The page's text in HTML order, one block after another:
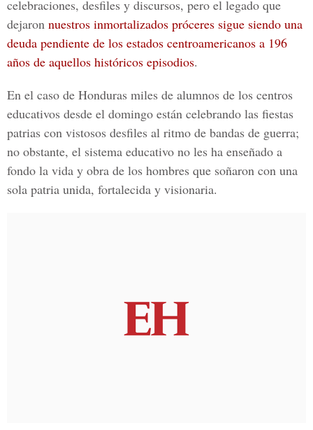
celebraciones, desfiles y discursos, pero el legado que
dejaron nuestros inmortalizados próceres sigue siendo una
deuda pendiente de los estados centroamericanos a 196
años de aquellos históricos episodios.
En el caso de Honduras miles de alumnos de los centros
educativos desde el domingo están celebrando las fiestas
patrias con vistosos desfiles al ritmo de bandas de guerra;
no obstante, el sistema educativo no les ha enseñado a
fondo la vida y obra de los hombres que soñaron con una
sola patria unida, fortalecida y visionaria.